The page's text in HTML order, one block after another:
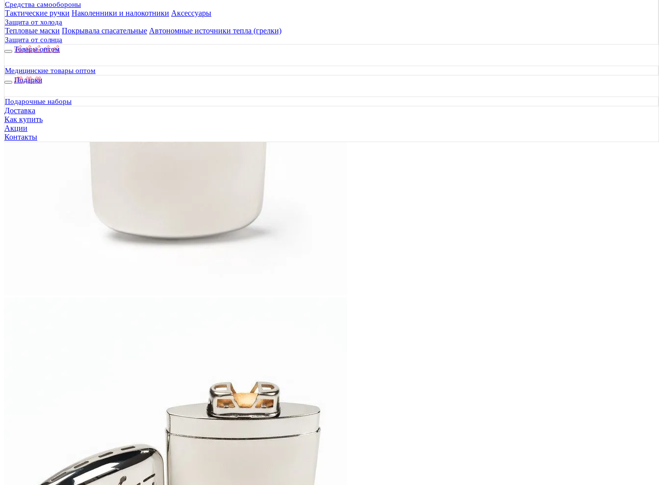
Средства самообороны
Тактические ручки Наколенники и налокотники Аксессуары
Защита от холода
Тепловые маски Покрывала спасательные Автономные источники тепла (грелки)
Защита от солнца
Товары оптом
Медицинские товары оптом
Подарки
Подарочные наборы
Доставка
Как купить
Акции
Контакты